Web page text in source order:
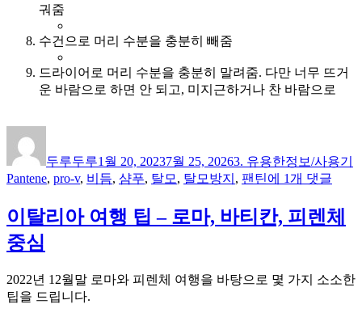
궈줌
수건으로 머리 수분을 충분히 빼줌
드라이어로 머리 수분을 충분히 말려줌. 다만 너무 뜨거
운 바람으로 하면 안 되고, 미지근하거나 찬 바람으로
이
두루두루일
자
1월 20, 20237월 25, 2026고
리
3. 유용한정보/사용기
Pantene, pro-v, 비듬, 샴푸, 탈모 , 탈모방지 , 팬틴비
없
애
법
에 1개 댓글
이탈리아 여행 팁 – 로마, 바티칸, 피렌체
중심
2022년 12월말 로마와 피렌체 여행을 바탕으로 몇 가지 소소한
팁을 드립니다.